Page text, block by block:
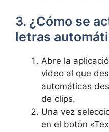
3. ¿Cómo se
letras
Abre la
video al que
automáticas
de​ clips.
Una vez
en el botón⁤